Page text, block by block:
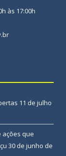
às 17:00h
11 de julho
ações que
30 de junho de